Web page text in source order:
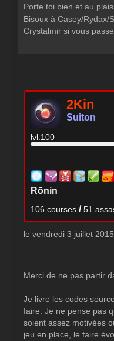
Porte toi bien et au
Bisoux à Casey/Rydax/
Crystalmir si vous
2Kin
Suiton
lvl.100
Rōnin
106 courses /51
le vendredi 3 juillet
Merci de ne pas partir
Je livre les codes
faire. Je ne pense pas
soient assez motivées
jeu en place, le faire